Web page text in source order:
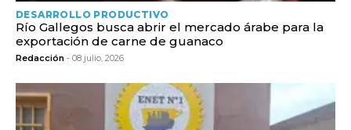
DESARROLLO PRODUCTIVO
Río Gallegos busca abrir el mercado árabe para la
exportación de carne de guanaco
Redacción - 08 julio, 2026